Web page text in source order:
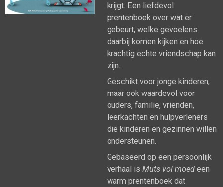
krijgt. Een liefdevol
prentenboek over wat er
gebeurt, welke gevoelens
daarbij komen kijken en hoe
krachtig echte vriendschap kan
zijn.
Geschikt voor jonge kinderen,
maar ook waardevol voor
ouders, familie, vrienden,
leerkachten en hulpverleners
die kinderen en gezinnen willen
ondersteunen.
Gebaseerd op een persoonlijk
verhaal is Muts vol moedeen
warm prentenboek dat